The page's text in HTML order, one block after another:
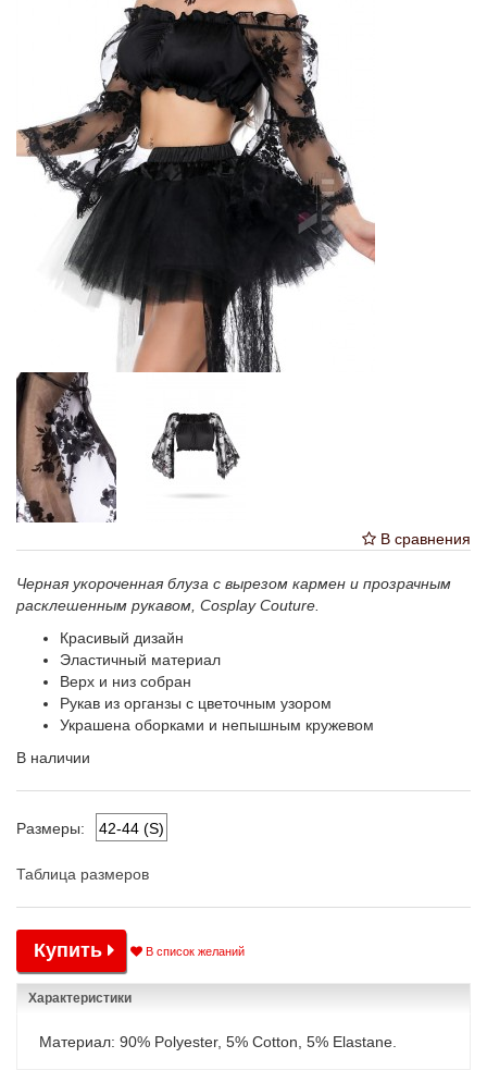
В сравнения
Черная укороченная блуза с вырезом кармен и прозрачным
расклешенным рукавом, Cosplay Couture.
Красивый дизайн
Эластичный материал
Верх и низ собран
Рукав из органзы с цветочным узором
Украшена оборками и непышным кружевом
В наличии
Размеры: 42-44 (S)
Таблица размеров
Купить В список желаний
Характеристики
Материал: 90% Polyester, 5% Cotton, 5% Elastane.